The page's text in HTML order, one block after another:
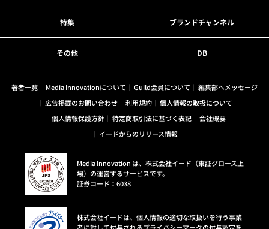
特集 ブランドチャンネル
その他 DB
著者一覧 Media Innovationについて Guild会員について
編集部へメッセージ
広告掲載のお問い合わせ
利用規約
個人情報の取扱について
個人情報保護方針
特定商取引法に基づく表記
会社概要
イードからのリリース情報
Media Innovation は、株式会社イード（東証グロース上
場）の運営するサービスです。
証券コード：6038
株式会社イードは、個人情報の適切な取扱いを行う事業